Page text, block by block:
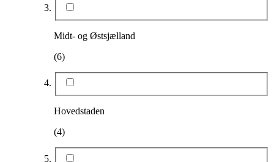
Midt- og Østsjælland
(6)
Hovedstaden
(4)